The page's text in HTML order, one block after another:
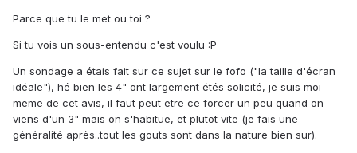
Parce que tu le met ou toi ?
Si tu vois un sous-entendu c'est voulu :P
Un sondage a étais fait sur ce sujet sur le fofo ("la taille d'écran
idéale"), hé bien les 4" ont largement étés solicité, je suis moi
meme de cet avis, il faut peut etre ce forcer un peu quand on
viens d'un 3" mais on s'habitue, et plutot vite (je fais une
généralité après..tout les gouts sont dans la nature bien sur).